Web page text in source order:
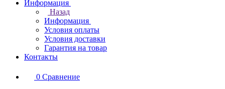
Информация
Назад
Информация
Условия оплаты
Условия доставки
Гарантия на товар
Контакты
0 Сравнение